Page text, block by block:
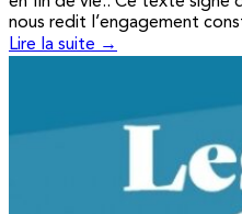
nous redit l’engagement
Lire la suite →